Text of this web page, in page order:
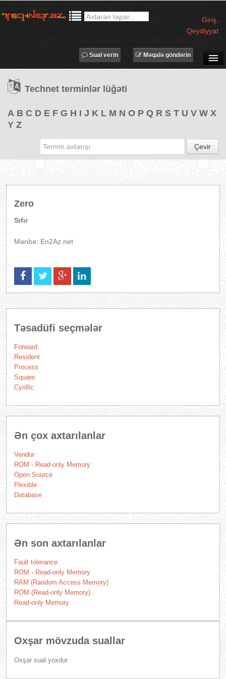
Giriş
Qeydiyyat
TƏDBİRLƏR
PROQRAMLAR
Məqalə göndərin
Sual verin
Technet terminlər lüğəti
A B C D E F G H I J K L M N O P Q R S T U V W X
Y Z
Çevir
Zero
Sıfır
Mənbə: En2Az.net
Təsadüfi seçmələr
Forward
Resident
Process
Square
Cyrillic
Ən çox axtarılanlar
Vendor
ROM - Read-only Memory
Open Source
Flexible
Database
Ən son axtarılanlar
Fault tolerance
ROM - Read-only Memory
RAM (Random Access Memory)
ROM (Read-only Memory)
Read-only Memory
Oxşar mövzuda suallar
Oxşar sual yoxdur